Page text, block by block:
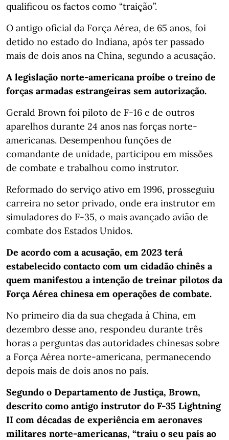
qualificou os factos como “traição”.
O antigo oficial da Força Aérea, de 65 anos, foi
detido no estado do Indiana, após ter passado
mais de dois anos na China, segundo a acusação.
A legislação norte-americana proíbe o treino de
forças armadas estrangeiras sem autorização.
Gerald Brown foi piloto de F-16 e de outros
aparelhos durante 24 anos nas forças norte-
americanas. Desempenhou funções de
comandante de unidade, participou em missões
de combate e trabalhou como instrutor.
Reformado do serviço ativo em 1996, prosseguiu
carreira no setor privado, onde era instrutor em
simuladores do F-35, o mais avançado avião de
combate dos Estados Unidos.
De acordo com a acusação, em 2023 terá
estabelecido contacto com um cidadão chinês a
quem manifestou a intenção de treinar pilotos da
Força Aérea chinesa em operações de combate.
No primeiro dia da sua chegada à China, em
dezembro desse ano, respondeu durante três
horas a perguntas das autoridades chinesas sobre
a Força Aérea norte-americana, permanecendo
depois mais de dois anos no país.
Segundo o Departamento de Justiça, Brown,
descrito como antigo instrutor do F-35 Lightning
II com décadas de experiência em aeronaves
militares norte-americanas, “traiu o seu país ao